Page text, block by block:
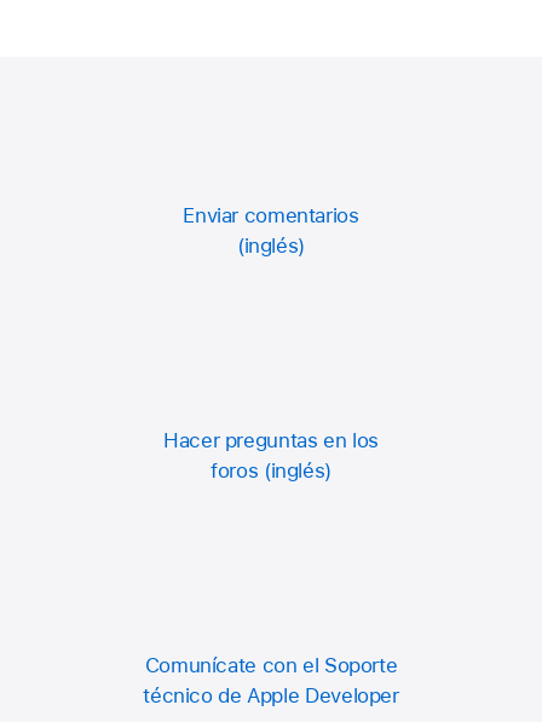
Enviar comentarios
Hacer preguntas en los
foros
Comunícate con el Soporte
técnico de Apple Developer